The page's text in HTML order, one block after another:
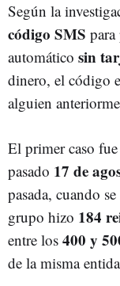
Según la
código SMS
automático sin
dinero, el código
alguien
El primer caso
pasado 17 de
pasada, cuando
grupo hizo 184
entre los 400 y
de la misma